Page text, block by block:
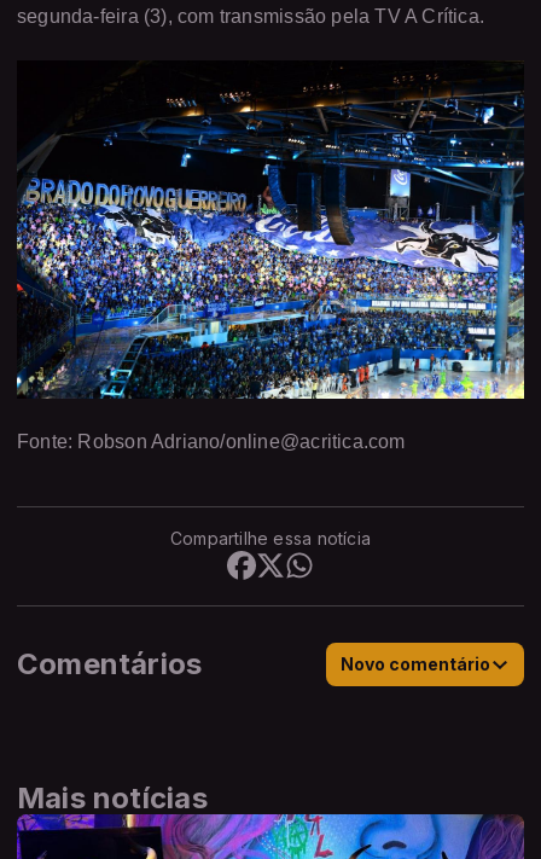
segunda-feira (3), com transmissão pela TV A Crítica.
Fonte: Robson Adriano/online@acritica.com
Compartilhe essa notícia
Comentários Novo comentário
Mais notícias